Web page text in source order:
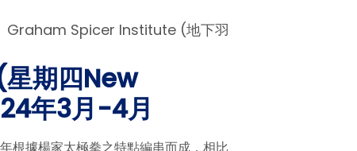
Graham Spicer Institute (地下羽
期四New
年3月-4月